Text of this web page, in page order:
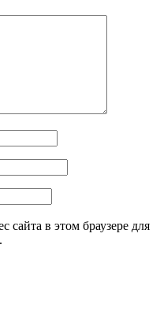
сайта в этом браузере для